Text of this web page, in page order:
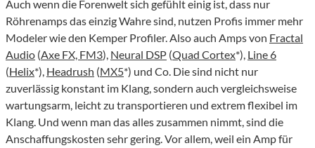
Auch wenn die Forenwelt sich gefühlt einig ist, dass nur
Röhrenamps das einzig Wahre sind, nutzen Profis immer mehr
Modeler wie den Kemper Profiler. Also auch Amps von Fractal
Audio (Axe FX, FM3), Neural DSP (Quad Cortex*), Line 6
(Helix*), Headrush (MX5*) und Co. Die sind nicht nur
zuverlässig konstant im Klang, sondern auch vergleichsweise
wartungsarm, leicht zu transportieren und extrem flexibel im
Klang. Und wenn man das alles zusammen nimmt, sind die
Anschaffungskosten sehr gering. Vor allem, weil ein Amp für